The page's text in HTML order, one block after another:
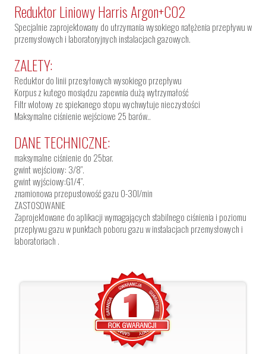
Reduktor Liniowy Harris Argon+CO2
Specjalnie zaprojektowany do utrzymania wysokiego natężenia przepływu w
przemysłowych i laboratoryjnych instalacjach gazowych.
ZALETY:
Reduktor do linii przesyłowych wysokiego przepływu
Korpus z kutego mosiądzu zapewnia dużą wytrzymałość
Filtr wlotowy ze spiekanego stopu wychwytuje nieczystości
Maksymalne ciśnienie wejściowe 25 barów..
DANE TECHNICZNE:
maksymalne ciśnienie do 25bar.
gwint wejściowy: 3/8”.
gwint wyjściowy:G1/4”.
znamionowa przepustowość gazu 0-30l/min
ZASTOSOWANIE
Zaprojektowane do aplikacji wymagających stabilnego ciśnienia i poziomu
przeplywu gazu w punktach poboru gazu w instalacjach przemysłowych i
laboratoriach .